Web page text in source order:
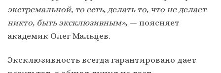
экстремальной, то есть, делать то, что не делает
никто, быть эксклюзивным», — поясняет
академик Олег Мальцев.
Эксклюзивность всегда гарантировано дает